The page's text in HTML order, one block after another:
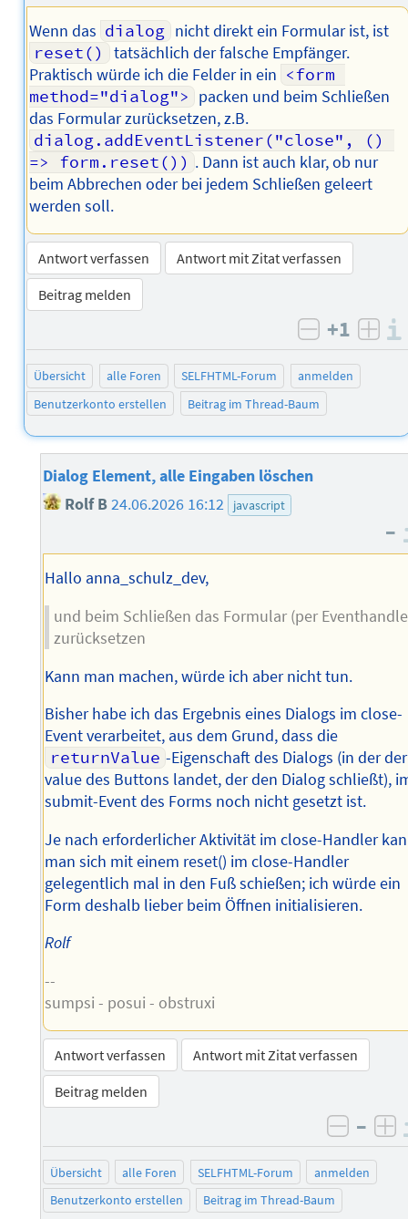
Wenn das dialog nicht direkt ein Formular ist, ist
reset()
tatsächlich der falsche Empfänger.
Praktisch würde ich die Felder in ein <form
method="dialog"> packen und beim Schließen
das Formular zurücksetzen, z.B.
dialog.addEventListener("close", ()
=> form.reset()) . Dann ist auch klar, ob nur
beim Abbrechen oder bei jedem Schließen geleert
werden soll.
Antwort verfassen
Antwort mit Zitat verfassen
Beitrag melden
negativ
+1
Übersicht alle Foren SELFHTML-Forum
anmelden
Benutzerkonto erstellen
Beitrag im Thread-Baum
Dialog Element, alle Eingaben löschen
Rolf B24.06.2026 16:12 javascript
–
Hallo anna_schulz_dev,
und beim Schließen das Formular (per
zurücksetzen
Kann man machen, würde ich aber nicht tun.
Bisher habe ich das Ergebnis eines Dialogs im close-
Event verarbeitet, aus dem Grund, dass die
returnValue -Eigenschaft des Dialogs (in der der
value des Buttons landet, der den Dialog schließt),
submit-Event des Forms noch nicht gesetzt ist.
Je nach erforderlicher Aktivität im close-Handler
man sich mit einem reset() im close-Handler
gelegentlich mal in den Fuß schießen; ich würde ein
Form deshalb lieber beim Öffnen initialisieren.
Rolf
--
sumpsi - posui - obstruxi
Antwort verfassen
Antwort mit Zitat verfassen
Beitrag melden
–
Übersicht alle Foren SELFHTML-Forum
anmelden
Benutzerkonto erstellen
Beitrag im Thread-Baum